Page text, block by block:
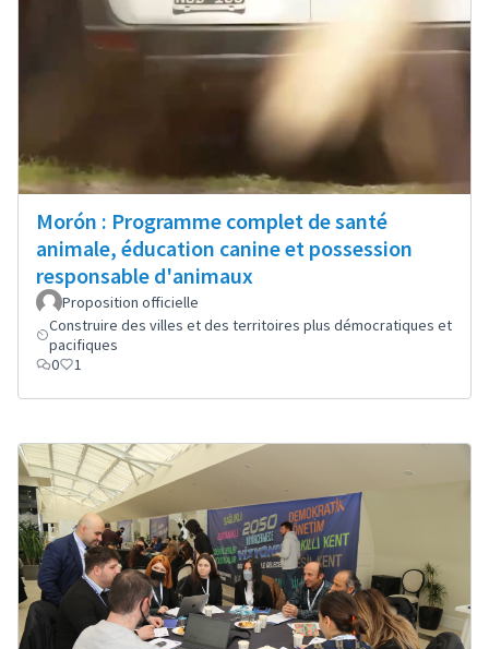
Morón : Programme complet de santé
animale, éducation canine et possession
responsable d'animaux
Proposition officielle
Construire des villes et des territoires plus démocratiques et
pacifiques
0
1